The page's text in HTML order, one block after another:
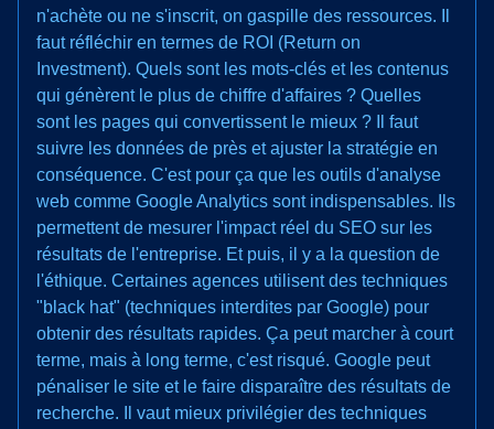
n'achète ou ne s'inscrit, on gaspille des ressources. Il
faut réfléchir en termes de ROI (Return on
Investment). Quels sont les mots-clés et les contenus
qui génèrent le plus de chiffre d'affaires ? Quelles
sont les pages qui convertissent le mieux ? Il faut
suivre les données de près et ajuster la stratégie en
conséquence. C'est pour ça que les outils d'analyse
web comme Google Analytics sont indispensables. Ils
permettent de mesurer l'impact réel du SEO sur les
résultats de l'entreprise. Et puis, il y a la question de
l'éthique. Certaines agences utilisent des techniques
"black hat" (techniques interdites par Google) pour
obtenir des résultats rapides. Ça peut marcher à court
terme, mais à long terme, c'est risqué. Google peut
pénaliser le site et le faire disparaître des résultats de
recherche. Il vaut mieux privilégier des techniques